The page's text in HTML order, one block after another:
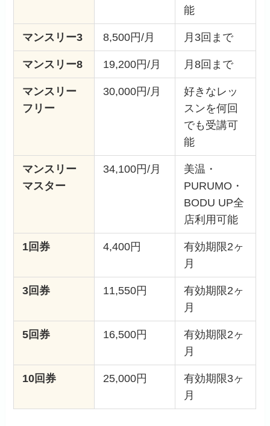
能
マンスリー3 8,500円/月 月3回まで
マンスリー8 19,200円/月 月8回まで
マンスリー
フリー
30,000円/月
好きなレッ
スンを何回
でも受講可
能
マンスリー
マスター
34,100円/月
美温・
PURUMO・
BODU UP全
店利用可能
1回券 4,400円
有効期限2ヶ
月
3回券 11,550円
有効期限2ヶ
月
5回券 16,500円
有効期限2ヶ
月
10回券 25,000円
有効期限3ヶ
月